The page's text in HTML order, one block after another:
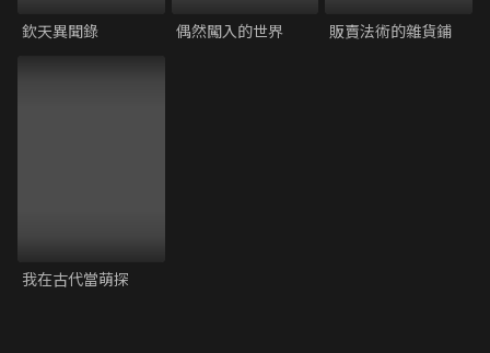
欽天異聞錄 偶然闖入的世界 販賣法術的雜貨鋪
我在古代當萌探